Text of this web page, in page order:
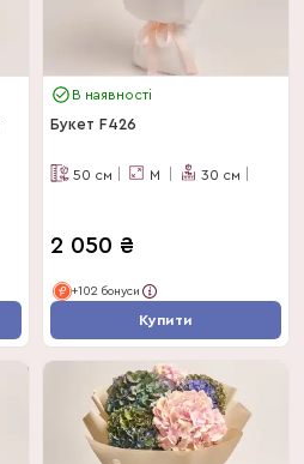
В наявності
Букет F426
50 см M 30 см
2 050 ₴
+102 бонуси
Купити